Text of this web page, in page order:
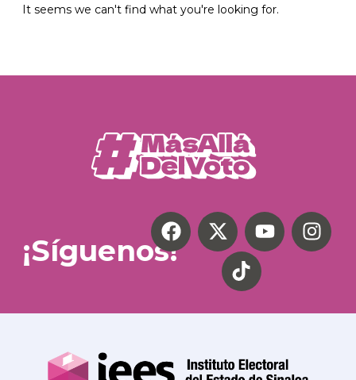
It seems we can't find what you're looking for.
¡Síguenos!